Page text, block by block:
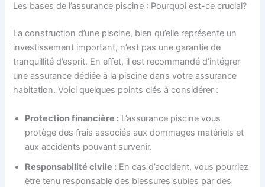
Les bases de l’assurance piscine : Pourquoi est-ce crucial?
La construction d’une piscine, bien qu’elle représente un
investissement important, n’est pas une garantie de
tranquillité d’esprit. En effet, il est recommandé d’intégrer
une assurance dédiée à la piscine dans votre assurance
habitation. Voici quelques points clés à considérer :
Protection financière : L’assurance piscine vous
protège des frais associés aux dommages matériels et
aux accidents pouvant survenir.
Responsabilité civile : En cas d’accident, vous pourriez
être tenu responsable des blessures subies par des